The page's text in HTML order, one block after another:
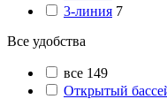
3-линия 7
Все удобства
все 149
Открытый